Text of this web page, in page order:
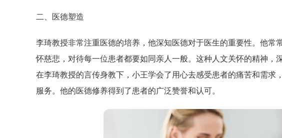
二、医德塑造
李琦教授非常注重医德的培养，他深知医德对于医生的重要性。他常
怀慈悲，对待每一位患者都要如同亲人一般。这种人文关怀的精神，
在李琦教授的言传身教下，小王学会了用心去感受患者的痛苦和需求
服务。他的医德修养得到了患者的广泛赞誉和认可。